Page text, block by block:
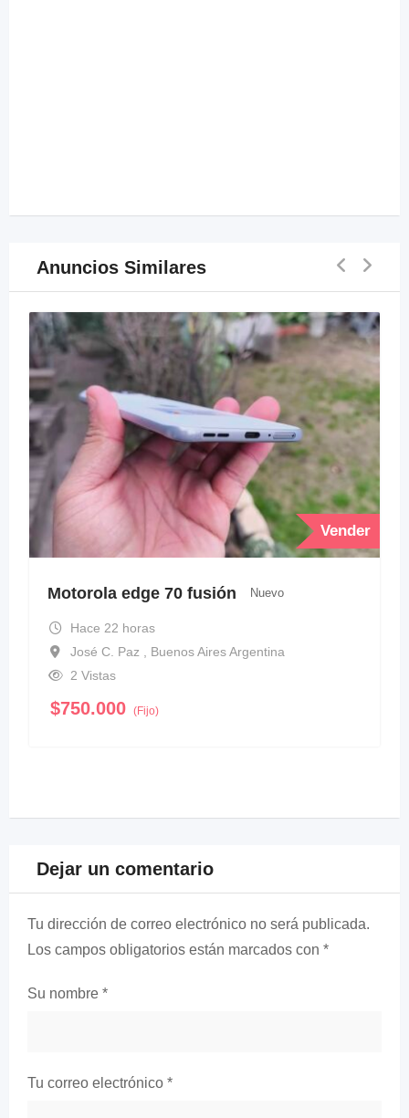
Anuncios Similares
Vender
Motorola edge 70 fusión Nuevo
Hace 22 horas
José C. Paz , Buenos Aires Argentina
2 Vistas
$750.000 (Fijo)
Dejar un comentario
Tu dirección de correo electrónico no será publicada.
Los campos obligatorios están marcados con *
Su nombre *
Tu correo electrónico *